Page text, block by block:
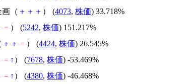
（ ＋ ＋ ＋ ） (4073, 株価) 33.718%
－ ） (5242, 株価) 151.217%
＋ ＋ － ） (4424, 株価) 26.545%
－ ↑ ） (7678, 株価) -53.469%
－ ↑ ） (4380, 株価) -46.468%